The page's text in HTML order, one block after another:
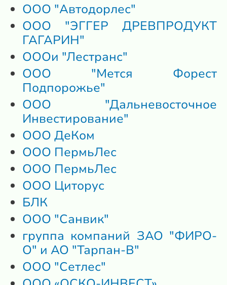
ООО "Автодорлес"
ООО "ЭГГЕР ДРЕВПРОДУКТ
ГАГАРИН"
ОООи "Лестранс"
ООО "Мется Форест
Подпорожье"
ООО "Дальневосточное
Инвестирование"
ООО ДеКом
ООО ПермьЛес
ООО ПермьЛес
ООО Циторус
БЛК
ООО "Санвик"
группа компаний ЗАО "ФИРО-
О" и АО "Тарпан-В"
ООО "Сетлес"